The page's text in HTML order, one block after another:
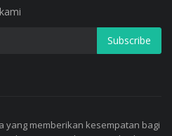
Subscribe
yang memberikan kesempatan bagi